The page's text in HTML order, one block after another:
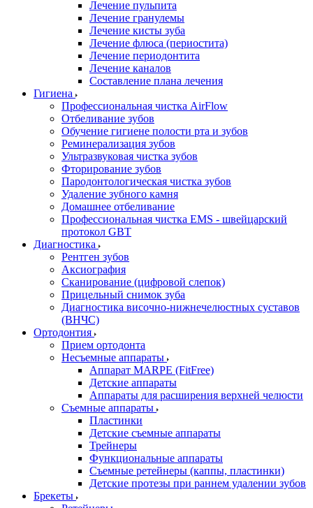
Лечение пульпита
Лечение гранулемы
Лечение кисты зуба
Лечение флюса (периостита)
Лечение периодонтита
Лечение каналов
Составление плана лечения
Гигиена
Профессиональная чистка AirFlow
Отбеливание зубов
Обучение гигиене полости рта и зубов
Реминерализация зубов
Ультразвуковая чистка зубов
Фторирование зубов
Пародонтологическая чистка зубов
Удаление зубного камня
Домашнее отбеливание
Профессиональная чистка EMS - швейцарский
протокол GBT
Диагностика
Рентген зубов
Аксиография
Сканирование (цифровой слепок)
Прицельный снимок зуба
Диагностика височно-нижнечелюстных суставов
(ВНЧС)
Ортодонтия
Прием ортодонта
Несъемные аппараты
Аппарат MARPE (FitFree)
Детские аппараты
Аппараты для расширения верхней челюсти
Съемные аппараты
Пластинки
Детские съемные аппараты
Трейнеры
Функциональные аппараты
Съемные ретейнеры (каппы, пластинки)
Детские протезы при раннем удалении зубов
Брекеты